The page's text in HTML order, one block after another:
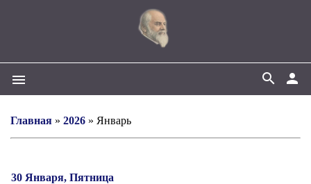
menu person
search
Главная » 2026 » Январь
30 Января, Пятница